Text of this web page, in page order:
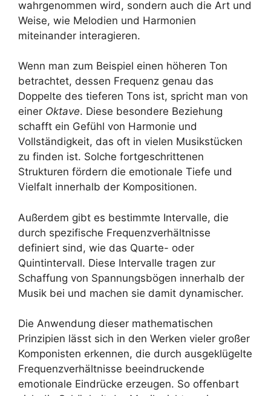
wahrgenommen wird, sondern auch die Art und
Weise, wie Melodien und Harmonien
miteinander interagieren.
Wenn man zum Beispiel einen höheren Ton
betrachtet, dessen Frequenz genau das
Doppelte des tieferen Tons ist, spricht man von
einer Oktave. Diese besondere Beziehung
schafft ein Gefühl von Harmonie und
Vollständigkeit, das oft in vielen Musikstücken
zu finden ist. Solche fortgeschrittenen
Strukturen fördern die emotionale Tiefe und
Vielfalt innerhalb der Kompositionen.
Außerdem gibt es bestimmte Intervalle, die
durch spezifische Frequenzverhältnisse
definiert sind, wie das Quarte- oder
Quintintervall. Diese Intervalle tragen zur
Schaffung von Spannungsbögen innerhalb der
Musik bei und machen sie damit dynamischer.
Die Anwendung dieser mathematischen
Prinzipien lässt sich in den Werken vieler großer
Komponisten erkennen, die durch ausgeklügelte
Frequenzverhältnisse beeindruckende
emotionale Eindrücke erzeugen. So offenbart